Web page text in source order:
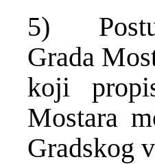
5)
Grada
koji
Mostara
Gradskog